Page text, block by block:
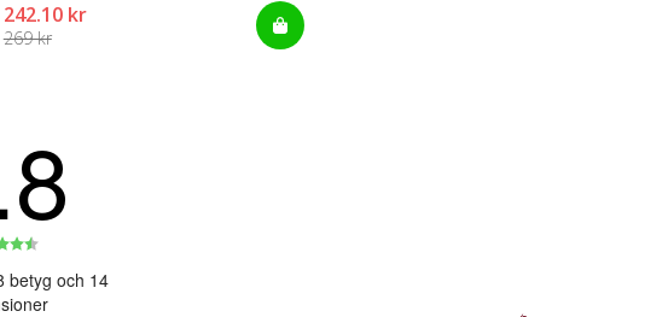
242.10 kr
269 kr
utav
betyg och 14